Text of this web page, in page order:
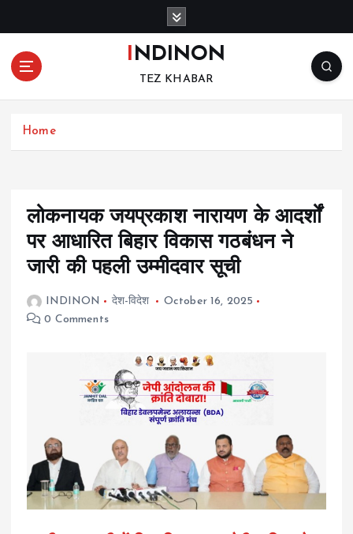
o
INDINON
TEZ KHABAR
Home
लोकनायक जयप्रकाश नारायण के आदर्शों
पर आधारित बिहार विकास गठबंधन ने
जारी की पहली उम्मीदवार सूची
INDINON देश-विदेश
October 16, 2025
0 Comments